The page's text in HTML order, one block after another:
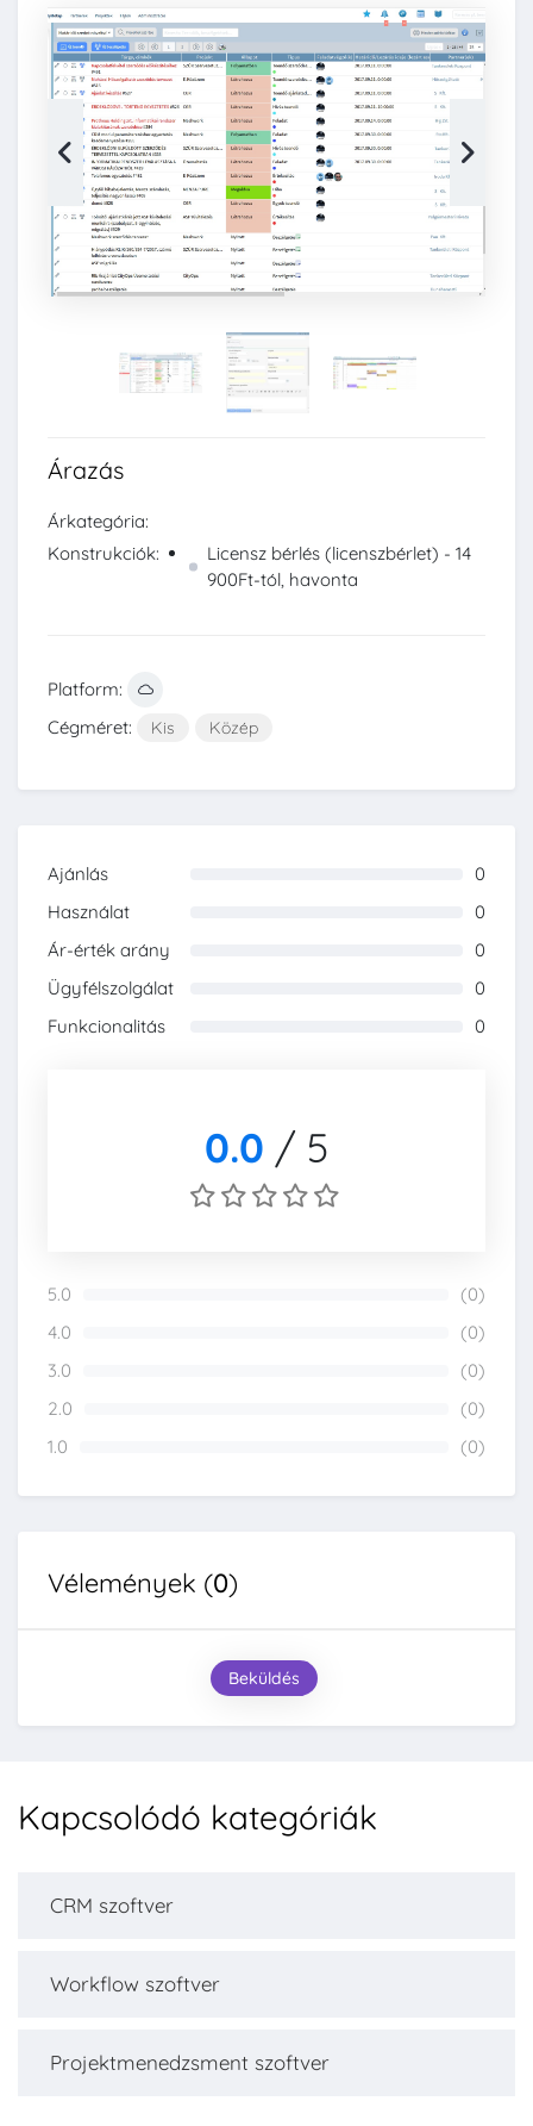
Árazás
Árkategória:
Konstrukciók:
Licensz bérlés (licenszbérlet) - 14
900Ft-tól, havonta
Platform:
Cégméret:
Kis Közép
Ajánlás
0
Használat
0
Ár-érték arány
0
Ügyfélszolgálat
0
Funkcionalitás
0
0.0 / 5
5.0
(0)
4.0
(0)
3.0
(0)
2.0
(0)
1.0
(0)
Vélemények (0)
Beküldés
Kapcsolódó kategóriák
CRM szoftver
Workflow szoftver
Projektmenedzsment szoftver